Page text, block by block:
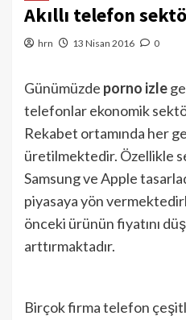
Akıllı telefon
hrn 13 Nisan 2016 0
Günümüzde porno izle
telefonlar ekonomik
Rekabet ortamında her
üretilmektedir. Özellikle
Samsung ve Apple
piyasaya yön
önceki ürünün fiyatını
arttırmaktadır.
Birçok firma telefon